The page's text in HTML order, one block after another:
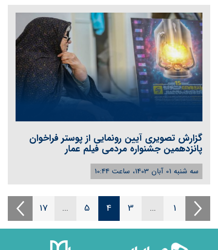
گزارش تصویری آیین رونمایی از پوستر فراخوان
پانزدهمین جشنواره مردمی فیلم عمار
سه شنبه 01 آبان 1403، ساعت 10:44
1
…
3
4
5
…
17